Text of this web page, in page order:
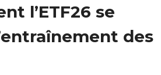
l’ETF26 se
des